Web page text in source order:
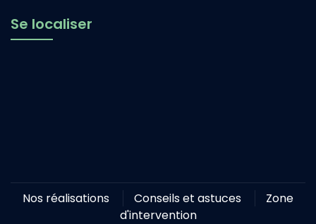
Se localiser
Nos réalisations Conseils et astuces
Zone
d'intervention